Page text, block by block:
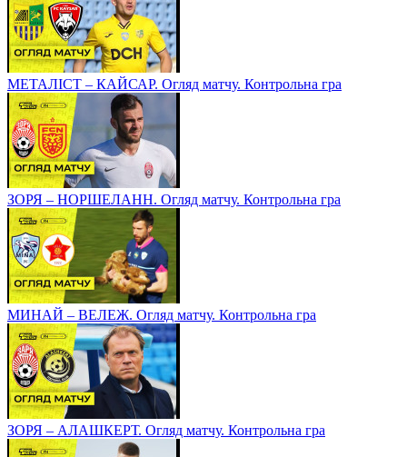
МЕТАЛІСТ – КАЙСАР. Огляд матчу. Контрольна гра
ЗОРЯ – НОРШЕЛАНН. Огляд матчу. Контрольна гра
МИНАЙ – ВЕЛЕЖ. Огляд матчу. Контрольна гра
ЗОРЯ – АЛАШКЕРТ. Огляд матчу. Контрольна гра